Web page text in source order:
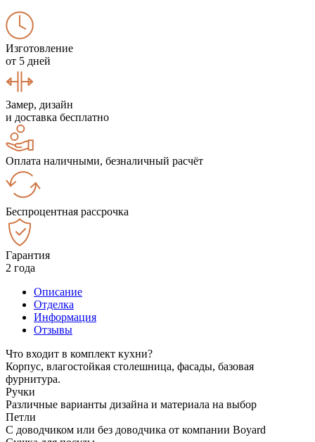
Изготовление
от 5 дней
Замер, дизайн
и доставка бесплатно
Оплата наличными, безналичный расчёт
Беспроцентная рассрочка
Гарантия
2 года
Описание
Отделка
Информация
Отзывы
Что входит в комплект кухни?
Корпус, влагостойкая столешница, фасады, базовая
фурнитура.
Ручки
Различные варианты дизайна и материала на выбор
Петли
С доводчиком или без доводчика от компании Boyard